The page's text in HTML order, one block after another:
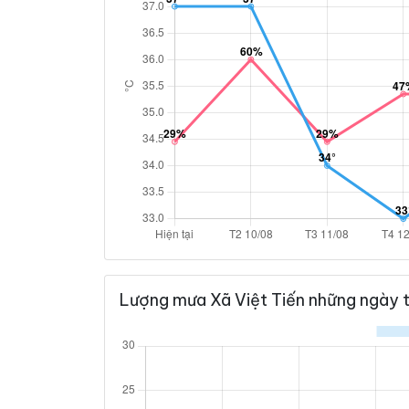
Lượng mưa Xã Việt Tiến những ngày